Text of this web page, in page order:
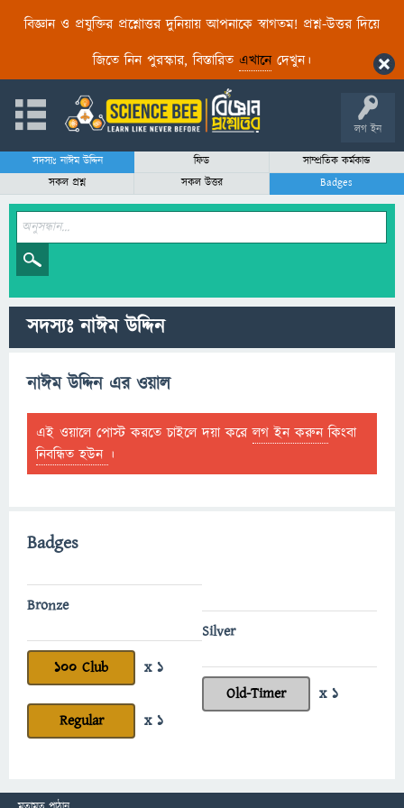
বিজ্ঞান ও প্রযুক্তির প্রশ্নোত্তর দুনিয়ায় আপনাকে স্বাগতম! প্রশ্ন-উত্তর দিয়ে
জিতে নিন পুরস্কার, বিস্তারিত এখানেদেখুন।
লগ ইন
সদস্যঃ নাঈম উদ্দিন ফিড
সাম্প্রতিক কর্মকান্ড
সকল প্রশ্ন
সকল উত্তর Badges
সদস্যঃ নাঈম উদ্দিন
নাঈম উদ্দিন এর ওয়াল
এই ওয়ালে পোস্ট করতে চাইলে দয়া করেলগ ইন করুনকিংবা
নিবন্ধিত হউন ।
Badges
Bronze
100 Club x 1
Regular x 1
Silver
Old-Timer x 1